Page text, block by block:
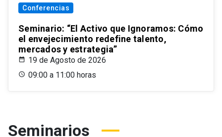
Conferencias
Seminario: “El Activo que Ignoramos: Cómo
el envejecimiento redefine talento,
mercados y estrategia”
19 de Agosto de 2026
09:00 a 11:00 horas
Seminarios